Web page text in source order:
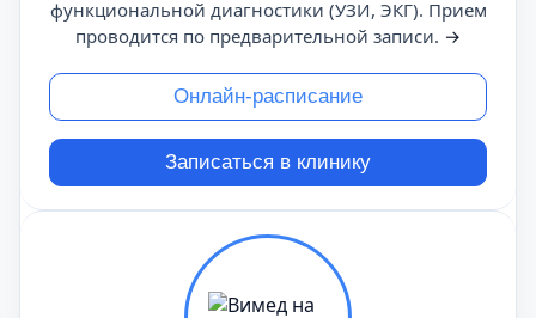
функциональной диагностики (УЗИ, ЭКГ). Прием
проводится по предварительной записи. →
Онлайн-расписание
Записаться в клинику